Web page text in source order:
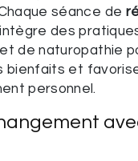
séance de
des
de naturopathie
bienfaits et
personnel.